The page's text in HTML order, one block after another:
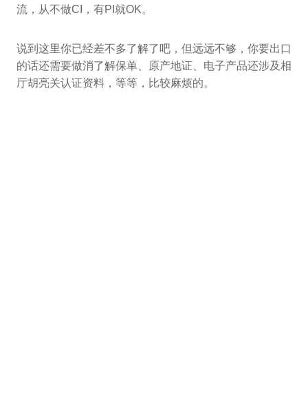
流，从不做CI，有PI就OK。
说到这里你已经差不多了解了吧，但远远不够，你要出口
的话还需要做消了解保单、原产地证、电子产品还涉及相
厅胡亮关认证资料，等等，比较麻烦的。